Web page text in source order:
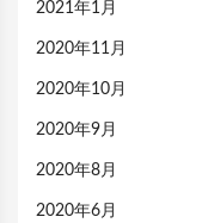
2021年1月
2020年11月
2020年10月
2020年9月
2020年8月
2020年6月